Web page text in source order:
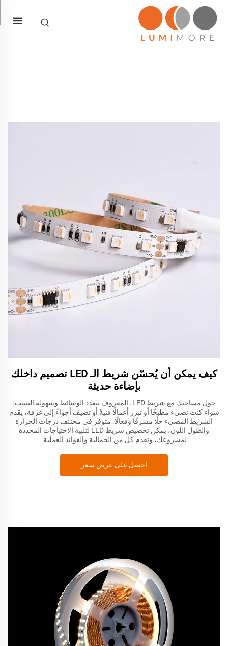
كيف يمكن أن يُحسّن شريط الـ LED تصميم داخلك
بإضاءة حديثة
حول مساحتك مع شريط LED، المعروف بتعدد الوسائط وسهولة التثبيت.
سواء كنت تضيء مطبخًا أو تبرز أعمالًا فنيةً أو تضيف أجواءً إلى غرفة، يقدم
الشريط المضيء حلًا مشرقًا وفعالًا. متوفر في مختلف درجات الحرارة
والطول اللون، يمكن تخصيص شريط LED لتلبية الاحتياجات المحددة
لمشروعك، وتقدم كل من الجمالية والفوائد العملية.
احصل على عرض سعر